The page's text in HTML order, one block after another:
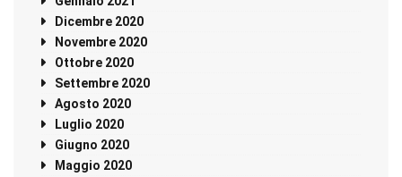
Dicembre 2020
Novembre 2020
Ottobre 2020
Settembre 2020
Agosto 2020
Luglio 2020
Giugno 2020
Maggio 2020